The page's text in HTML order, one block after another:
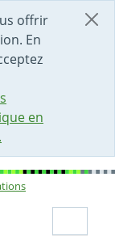
offrir
En
en